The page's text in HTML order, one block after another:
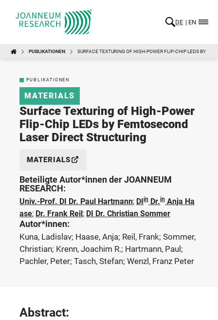
DE EN
PUBLIKATIONEN SURFACE TEXTURING OF HIGH-POWER FLIP-CHIP LEDS BY
PUBLIKATIONEN
MATERIALS
Surface Texturing of High-Power
Flip-Chip LEDs by Femtosecond
Laser Direct Structuring
MATERIALS
Beteiligte Autor*innen der JOANNEUM
RESEARCH:
Univ.-Prof. DI Dr. Paul Hartmann; DIin Dr.in Anja Ha
ase; Dr. Frank Reil; DI Dr. Christian Sommer
Autor*innen:
Kuna, Ladislav; Haase, Anja; Reil, Frank; Sommer,
Christian; Krenn, Joachim R.; Hartmann, Paul;
Pachler, Peter; Tasch, Stefan; Wenzl, Franz Peter
Abstract: